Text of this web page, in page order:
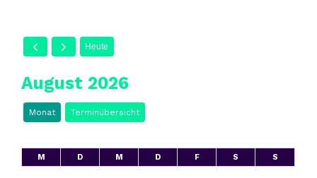
Heute
August 2026
Monat Terminübersicht
M D M D F S S